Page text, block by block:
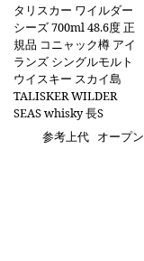
タリスカー ワイルダー
シーズ 700ml 48.6度 正
規品 コニャック樽 アイ
ランズ シングルモルト
ウイスキー スカイ島
TALISKER WILDER
SEAS whisky 長S
参考上代 オープン